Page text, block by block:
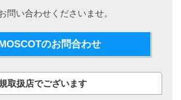
問い合わせくださいませ。
のお問合わせ
取扱店でございます